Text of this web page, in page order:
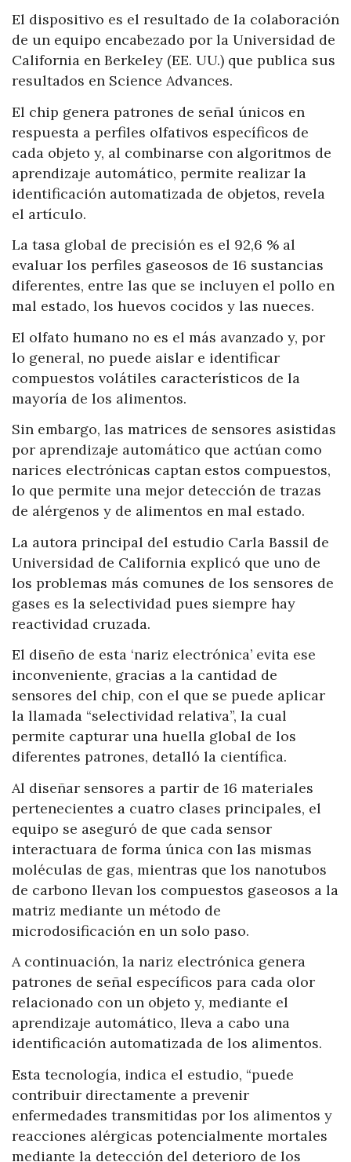
El dispositivo es el resultado de la colaboración
de un equipo encabezado por la Universidad de
California en Berkeley (EE. UU.) que publica sus
resultados en Science Advances.
El chip genera patrones de señal únicos en
respuesta a perfiles olfativos específicos de
cada objeto y, al combinarse con algoritmos de
aprendizaje automático, permite realizar la
identificación automatizada de objetos, revela
el artículo.
La tasa global de precisión es el 92,6 % al
evaluar los perfiles gaseosos de 16 sustancias
diferentes, entre las que se incluyen el pollo en
mal estado, los huevos cocidos y las nueces.
El olfato humano no es el más avanzado y, por
lo general, no puede aislar e identificar
compuestos volátiles característicos de la
mayoría de los alimentos.
Sin embargo, las matrices de sensores asistidas
por aprendizaje automático que actúan como
narices electrónicas captan estos compuestos,
lo que permite una mejor detección de trazas
de alérgenos y de alimentos en mal estado.
La autora principal del estudio Carla Bassil de
Universidad de California explicó que uno de
los problemas más comunes de los sensores de
gases es la selectividad pues siempre hay
reactividad cruzada.
El diseño de esta ‘nariz electrónica’ evita ese
inconveniente, gracias a la cantidad de
sensores del chip, con el que se puede aplicar
la llamada “selectividad relativa”, la cual
permite capturar una huella global de los
diferentes patrones, detalló la científica.
Al diseñar sensores a partir de 16 materiales
pertenecientes a cuatro clases principales, el
equipo se aseguró de que cada sensor
interactuara de forma única con las mismas
moléculas de gas, mientras que los nanotubos
de carbono llevan los compuestos gaseosos a la
matriz mediante un método de
microdosificación en un solo paso.
A continuación, la nariz electrónica genera
patrones de señal específicos para cada olor
relacionado con un objeto y, mediante el
aprendizaje automático, lleva a cabo una
identificación automatizada de los alimentos.
Esta tecnología, indica el estudio, “puede
contribuir directamente a prevenir
enfermedades transmitidas por los alimentos y
reacciones alérgicas potencialmente mortales
mediante la detección del deterioro de los